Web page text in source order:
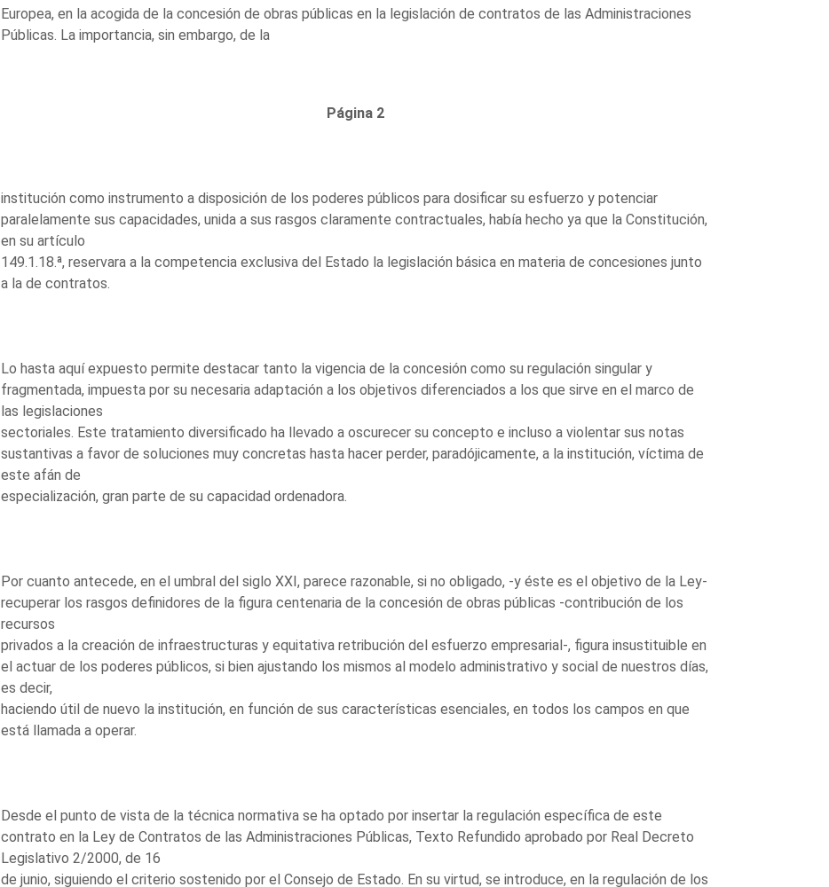
Europea, en la acogida de la concesión de obras públicas en la legislación de contratos de las Administraciones
Públicas. La importancia, sin embargo, de la
Página 2
institución como instrumento a disposición de los poderes públicos para dosificar su esfuerzo y potenciar
paralelamente sus capacidades, unida a sus rasgos claramente contractuales, había hecho ya que la Constitución,
en su artículo
149.1.18.ª, reservara a la competencia exclusiva del Estado la legislación básica en materia de concesiones junto
a la de contratos.
Lo hasta aquí expuesto permite destacar tanto la vigencia de la concesión como su regulación singular y
fragmentada, impuesta por su necesaria adaptación a los objetivos diferenciados a los que sirve en el marco de
las legislaciones
sectoriales. Este tratamiento diversificado ha llevado a oscurecer su concepto e incluso a violentar sus notas
sustantivas a favor de soluciones muy concretas hasta hacer perder, paradójicamente, a la institución, víctima de
este afán de
especialización, gran parte de su capacidad ordenadora.
Por cuanto antecede, en el umbral del siglo XXI, parece razonable, si no obligado, -y éste es el objetivo de la Ley-
recuperar los rasgos definidores de la figura centenaria de la concesión de obras públicas -contribución de los
recursos
privados a la creación de infraestructuras y equitativa retribución del esfuerzo empresarial-, figura insustituible en
el actuar de los poderes públicos, si bien ajustando los mismos al modelo administrativo y social de nuestros días,
es decir,
haciendo útil de nuevo la institución, en función de sus características esenciales, en todos los campos en que
está llamada a operar.
Desde el punto de vista de la técnica normativa se ha optado por insertar la regulación específica de este
contrato en la Ley de Contratos de las Administraciones Públicas, Texto Refundido aprobado por Real Decreto
Legislativo 2/2000, de 16
de junio, siguiendo el criterio sostenido por el Consejo de Estado. En su virtud, se introduce, en la regulación de los